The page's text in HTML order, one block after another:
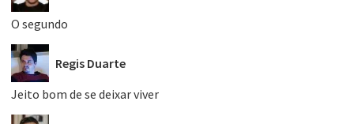
O segundo
Regis Duarte
Jeito bom de se deixar viver